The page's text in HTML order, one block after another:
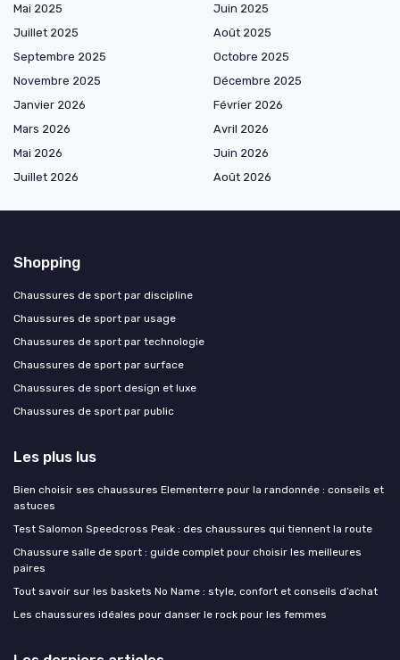
Mai 2025
Juin 2025
Juillet 2025
Août 2025
Septembre 2025
Octobre 2025
Novembre 2025
Décembre 2025
Janvier 2026
Février 2026
Mars 2026
Avril 2026
Mai 2026
Juin 2026
Juillet 2026
Août 2026
Shopping
Chaussures de sport par discipline
Chaussures de sport par usage
Chaussures de sport par technologie
Chaussures de sport par surface
Chaussures de sport design et luxe
Chaussures de sport par public
Les plus lus
Bien choisir ses chaussures Elementerre pour la randonnée : conseils et
astuces
Test Salomon Speedcross Peak : des chaussures qui tiennent la route
Chaussure salle de sport : guide complet pour choisir les meilleures
paires
Tout savoir sur les baskets No Name : style, confort et conseils d’achat
Les chaussures idéales pour danser le rock pour les femmes